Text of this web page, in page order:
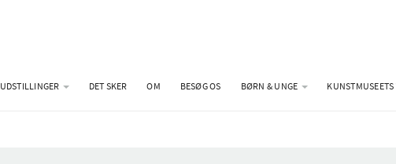
UDSTILLINGER DET SKER OM BESØG OS BØRN & UNGE